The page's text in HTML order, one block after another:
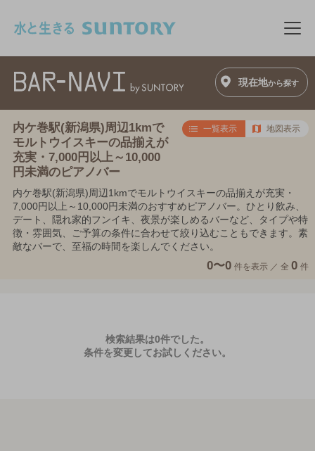
メ
現在地から探す
内ケ巻駅(新潟県)周辺1kmで
モルトウイスキーの品揃えが
充実・7,000円以上～10,000
円未満のピアノバー
一覧表示 地図表示
内ケ巻駅(新潟県)周辺1kmでモルトウイスキーの品揃えが充実・
7,000円以上～10,000円未満のおすすめピアノバー。ひとり飲み、
デート、隠れ家的フンイキ、夜景が楽しめるバーなど、タイプや特
徴・雰囲気、ご予算の条件に合わせて絞り込むこともできます。素
敵なバーで、至福の時間を楽しんでください。
0〜0 件を表示 ／ 全 0 件
検索結果は0件でした。
条件を変更してお試しください。